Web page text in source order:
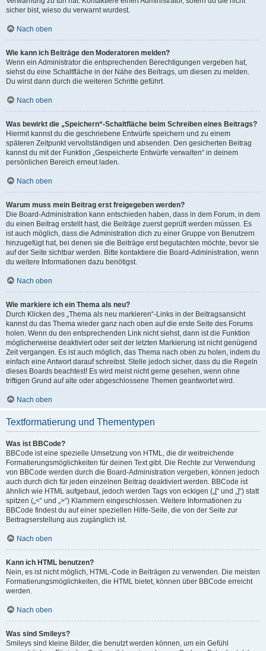
sicher bist, wieso du verwarnt wurdest.
Nach oben
Wie kann ich Beiträge den Moderatoren melden?
Wenn ein Administrator die entsprechenden Berechtigungen vergeben hat,
siehst du eine Schaltfläche in der Nähe des Beitrags, um diesen zu melden.
Du wirst dann durch die weiteren Schritte geführt.
Nach oben
Was bewirkt die „Speichern“-Schaltfläche beim Schreiben eines Beitrags?
Hiermit kannst du die geschriebene Entwürfe speichern und zu einem
späteren Zeitpunkt vervollständigen und absenden. Den gesicherten Beitrag
kannst du mit der Funktion „Gespeicherte Entwürfe verwalten“ in deinem
persönlichen Bereich erneut laden.
Nach oben
Warum muss mein Beitrag erst freigegeben werden?
Die Board-Administration kann entschieden haben, dass in dem Forum, in dem
du einen Beitrag erstellt hast, die Beiträge zuerst geprüft werden müssen. Es
ist auch möglich, dass die Administration dich zu einer Gruppe von Benutzern
hinzugefügt hat, bei denen sie die Beiträge erst begutachten möchte, bevor sie
auf der Seite sichtbar werden. Bitte kontaktiere die Board-Administration, wenn
du weitere Informationen dazu benötigst.
Nach oben
Wie markiere ich ein Thema als neu?
Durch Klicken des „Thema als neu markieren“-Links in der Beitragsansicht
kannst du das Thema wieder ganz nach oben auf die erste Seite des Forums
holen. Wenn du den entsprechenden Link nicht siehst, dann ist die Funktion
möglicherweise deaktiviert oder seit der letzten Markierung ist nicht genügend
Zeit vergangen. Es ist auch möglich, das Thema nach oben zu holen, indem du
einfach eine Antwort darauf schreibst. Stelle jedoch sicher, dass du die Regeln
dieses Boards beachtest! Es wird meist nicht gerne gesehen, wenn ohne
triftigen Grund auf alte oder abgeschlossene Themen geantwortet wird.
Nach oben
Textformatierung und Thementypen
Was ist BBCode?
BBCode ist eine spezielle Umsetzung von HTML, die dir weitreichende
Formatierungsmöglichkeiten für deinen Text gibt. Die Rechte zur Verwendung
von BBCode werden durch die Board-Administration vergeben, können jedoch
auch durch dich für jeden einzelnen Beitrag deaktiviert werden. BBCode ist
ähnlich wie HTML aufgebaut, jedoch werden Tags von eckigen („[“ und „]“) statt
spitzen („<“ und „>“) Klammern eingeschlossen. Weitere Informationen zu
BBCode findest du auf einer speziellen Hilfe-Seite, die von der Seite zur
Beitragserstellung aus zugänglich ist.
Nach oben
Kann ich HTML benutzen?
Nein, es ist nicht möglich, HTML-Code in Beiträgen zu verwenden. Die meisten
Formatierungsmöglichkeiten, die HTML bietet, können über BBCode erreicht
werden.
Nach oben
Was sind Smileys?
Smileys sind kleine Bilder, die benutzt werden können, um ein Gefühl